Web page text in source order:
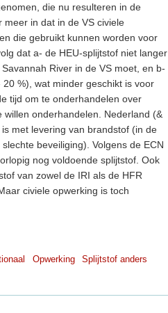
die nu resulteren in de
in dat in de VS civiele
die gebruikt kunnen worden voor
dat a- de HEU-splijtstof niet langer
River in de VS moet, en b-
%), wat minder geschikt is voor
tijd om te onderhandelen over
onderhandelen. Nederland (&
met levering van brandstof (in de
beveiliging). Volgens de ECN
nog voldoende splijtstof. Ook
van zowel de IRI als de HFR
civiele opwerking is toch
Opwerking Splijtstof anders